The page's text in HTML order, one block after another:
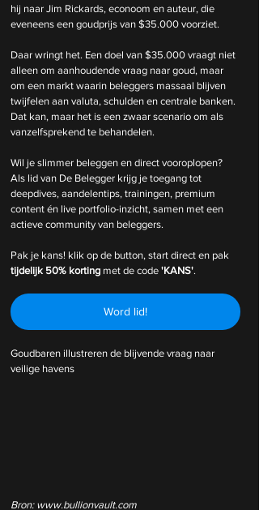
hij naar Jim Rickards, econoom en auteur, die
eveneens een goudprijs van $35.000 voorziet.
Daar wringt het. Een doel van $35.000 vraagt niet
alleen om aanhoudende vraag naar goud, maar
om een markt waarin beleggers massaal blijven
twijfelen aan valuta, schulden en centrale banken.
Dat kan, maar het is een zwaar scenario om als
vanzelfsprekend te behandelen.
Wil je slimmer beleggen en direct vooroplopen?
Als lid van De Belegger krijg je toegang tot
deepdives, aandelentips, trainingen, premium
content én live portfolio-inzicht, samen met een
actieve community van beleggers.
Pak je kans! klik op de button, start direct en pak
tijdelijk 50% korting met de code 'KANS'.
Word lid!
Goudbaren illustreren de blijvende vraag naar
veilige havens
Bron: www.bullionvault.com